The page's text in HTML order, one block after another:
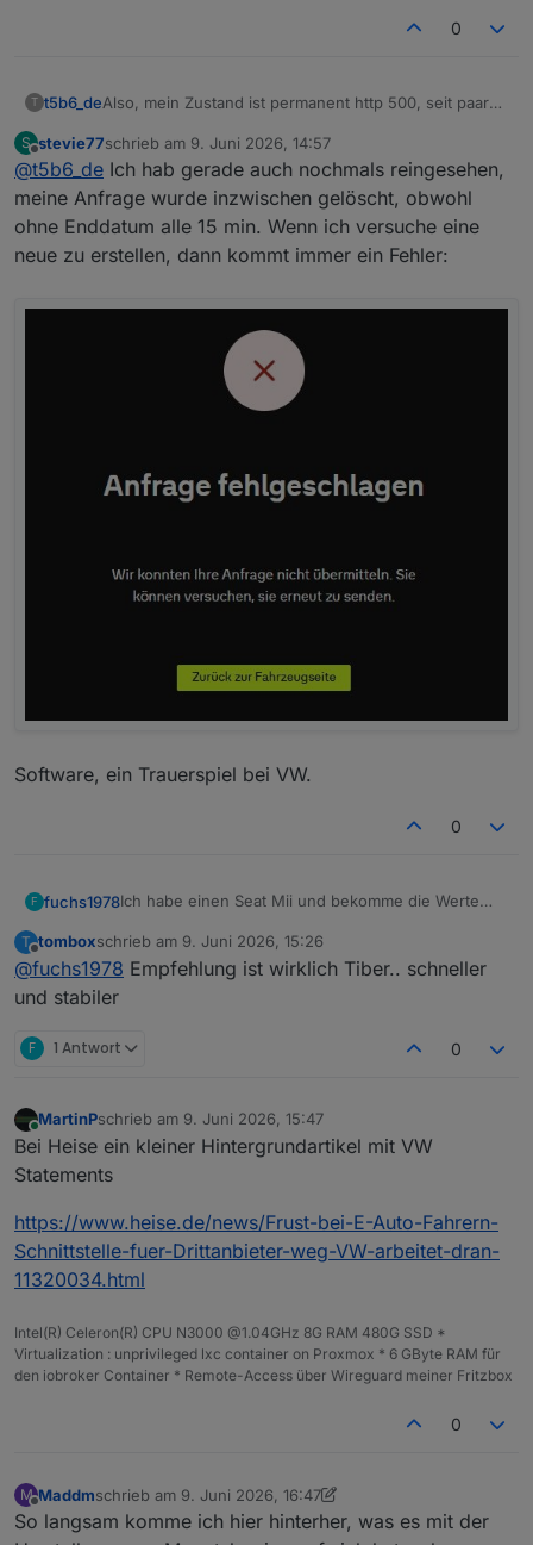
0
T t5b6_deAlso, mein Zustand ist permanent http 500, seit paar
bedienbar ist das Portal auch über dem Browser nicht,
da kommt auch immer nur 500, löschen und
neuanlegen der Abfragen geht nicht "es ist ein fehler
aufgetreten"
generell scheint das Portal fürn A***h zu sein. Ich
habe da keine Hoffnung mehr, dass es überhaupt
noch was wird.
S
Offline
stevie77schrieb am 9. Juni 2026, 14:57
zuletzt editiert von
@t5b6_de Ich hab gerade auch nochmals reingesehen,
meine Anfrage wurde inzwischen gelöscht, obwohl
ohne Enddatum alle 15 min. Wenn ich versuche eine
neue zu erstellen, dann kommt immer ein Fehler:
Software, ein Trauerspiel bei VW.
0
F fuchs1978Ich habe einen Seat Mii und bekomme die Werte
Leider nicht so zuverlässig wie über die bisherige
AppAPI. Besteht hoffnung, dass diese irgendwann
Wobei trotzdem immer die Meldung im Log
erscheint:
xxxxxxxxxxxxxxxxyhlu/list — re-login + retry
aktuellen Wert
T
Offline
tomboxschrieb am 9. Juni 2026, 15:26
zuletzt editiert von
@fuchs1978 Empfehlung ist wirklich Tiber.. schneller
und stabiler
F 1 Antwort 0
Online
MartinPschrieb am 9. Juni 2026, 15:47
zuletzt editiert von
Bei Heise ein kleiner Hintergrundartikel mit VW
Statements
https://www.heise.de/news/Frust-bei-E-Auto-Fahrern-
Schnittstelle-fuer-Drittanbieter-weg-VW-arbeitet-dran-
11320034.html
Intel(R) Celeron(R) CPU N3000 @1.04GHz 8G RAM 480G SSD *
Virtualization : unprivileged lxc container on Proxmox * 6 GByte RAM für
den iobroker Container * Remote-Access über Wireguard meiner Fritzbox
0
M
Offline
Maddmschrieb am 9. Juni 2026, 16:47
zuletzt editiert von Maddm6. Sept. 2026, 18:48
So langsam komme ich hier hinterher, was es mit der